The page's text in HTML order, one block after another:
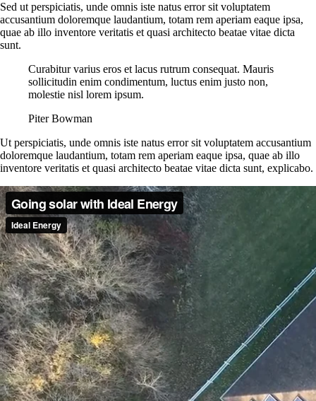
Sed ut perspiciatis, unde omnis iste natus error sit voluptatem
accusantium doloremque laudantium, totam rem aperiam eaque ipsa,
quae ab illo inventore veritatis et quasi architecto beatae vitae dicta
sunt.
Curabitur varius eros et lacus rutrum consequat. Mauris
sollicitudin enim condimentum, luctus enim justo non,
molestie nisl lorem ipsum.
Piter Bowman
Ut perspiciatis, unde omnis iste natus error sit voluptatem accusantium
doloremque laudantium, totam rem aperiam eaque ipsa, quae ab illo
inventore veritatis et quasi architecto beatae vitae dicta sunt, explicabo.